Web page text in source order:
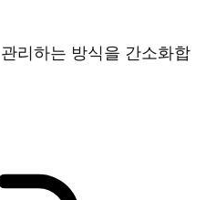
리하는 방식을 간소화합